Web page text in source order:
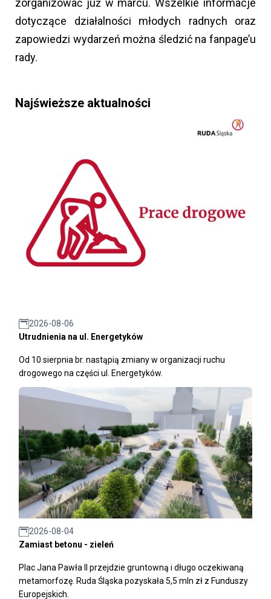
dotyczące działalności młodych radnych oraz
zapowiedzi wydarzeń można śledzić na fanpage’u
rady.
Najświeższe aktualności
2026-08-06
Utrudnienia na ul. Energetyków
Od 10 sierpnia br. nastąpią zmiany w organizacji ruchu
drogowego na części ul. Energetyków.
2026-08-04
Zamiast betonu - zieleń
Plac Jana Pawła II przejdzie gruntowną i długo oczekiwaną
metamorfozę. Ruda Śląska pozyskała 5,5 mln zł z Funduszy
Europejskich.